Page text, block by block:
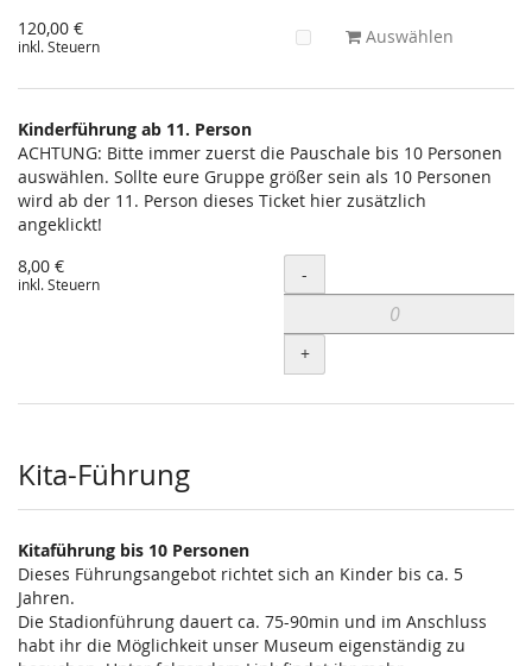
120,00 €
inkl. Steuern Auswählen
Kinderführung ab 11. Person
ACHTUNG: Bitte immer zuerst die Pauschale bis 10 Personen
auswählen. Sollte eure Gruppe größer sein als 10 Personen
wird ab der 11. Person dieses Ticket hier zusätzlich
angeklickt!
8,00 €
inkl. Steuern Menge
-
+
Kita-Führung
Kitaführung bis 10 Personen
Dieses Führungsangebot richtet sich an Kinder bis ca. 5
Jahren.
Die Stadionführung dauert ca. 75-90min und im Anschluss
habt ihr die Möglichkeit unser Museum eigenständig zu